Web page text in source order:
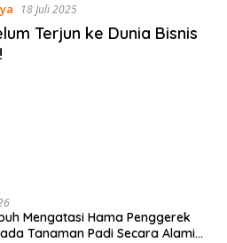
18 Juli 2025
Terjun ke Dunia Bisnis
Mengatasi Hama Penggerek
Tanaman Padi Secara Alami